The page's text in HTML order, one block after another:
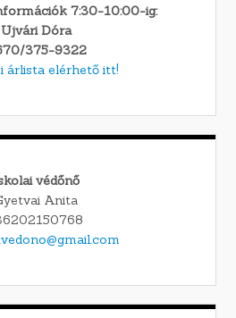
7:30-10:00-ig:
Ujvári Dóra
375-9322
árlista elérhető itt!
védőnő
Anita